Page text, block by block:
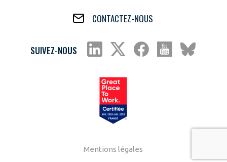
CONTACTEZ-NOUS
SUIVEZ-NOUS
Mentions légales